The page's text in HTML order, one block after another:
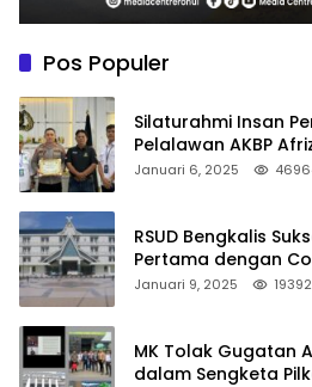
Pos Populer
Silaturahmi Insan
Pelalawan AKBP
Januari 6, 2025
RSUD Bengkalis
Pertama dengan
Januari 9, 2025 19392
MK Tolak Gugatan
dalam Sengketa